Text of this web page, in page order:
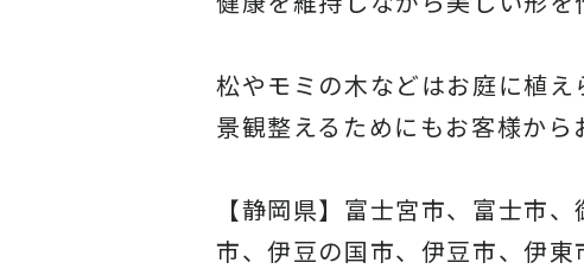
松やモミの木などはお庭に植え
景観整えるためにもお客様か
【静岡県】富士宮市、富士市
市、伊豆の国市、伊豆市、伊東